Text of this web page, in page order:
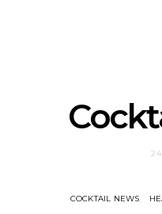
24
COCKTAIL NEWS